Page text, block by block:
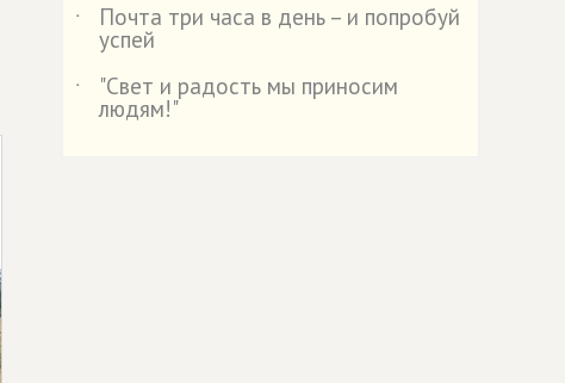
˙
Почта три часа в день – и попробуй
успей
˙
"Свет и радость мы приносим
людям!"